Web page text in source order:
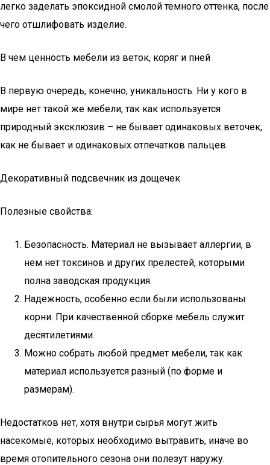
легко заделать эпоксидной смолой темного оттенка, после
чего отшлифовать изделие.
В чем ценность мебели из веток, коряг и пней
В первую очередь, конечно, уникальность. Ни у кого в
мире нет такой же мебели, так как используется
природный эксклюзив – не бывает одинаковых веточек,
как не бывает и одинаковых отпечатков пальцев.
Декоративный подсвечник из дощечек
Полезные свойства:
Безопасность. Материал не вызывает аллергии, в
нем нет токсинов и других прелестей, которыми
полна заводская продукция.
Надежность, особенно если были использованы
корни. При качественной сборке мебель служит
десятилетиями.
Можно собрать любой предмет мебели, так как
материал используется разный (по форме и
размерам).
Недостатков нет, хотя внутри сырья могут жить
насекомые, которых необходимо вытравить, иначе во
время отопительного сезона они полезут наружу.